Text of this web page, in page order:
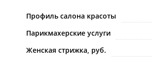
Профиль салона красоты
Парикмахерские услуги
Женская стрижка, руб.